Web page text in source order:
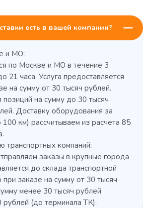
есть в вашей компании?
и МО:
по Москве и МО в течение 3
21 часа. Услуга предоставляется
на сумму от 30 тысяч рублей.
позиций на сумму до 30 тысяч
Доставку оборудования за
км) рассчитываем из расчета 85
транспортных компаний:
заказы в крупные города
до склада транспортной
при заказе на сумму от 30 тысяч
менее 30 тысяч рублей
рублей (до терминала ТК).